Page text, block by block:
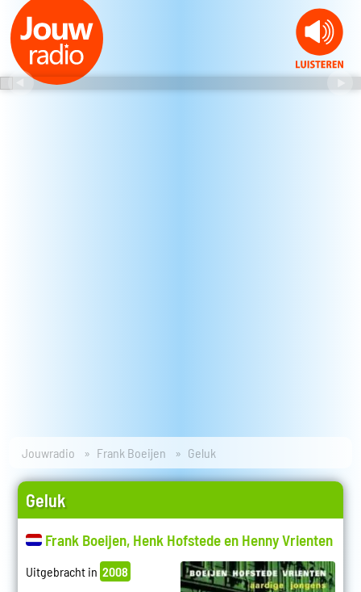
Jouwradio Frank Boeijen Geluk
Geluk
Frank Boeijen, Henk Hofstede en Henny Vrienten
Uitgebracht in 2008